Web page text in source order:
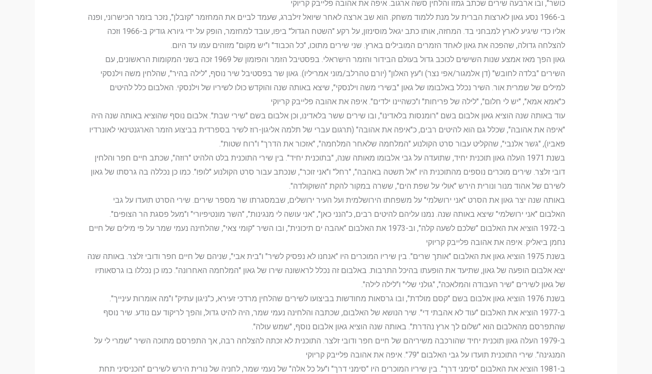
כושר", ובו ארבעה שירים שכתב גמזו והלחין סשה ארגוב. איפה את אהובה פלייבק קריוקי
ב-1966 נסע גאון לארצות הברית על מנת ללמוד משחק. הוא שב ארצה לאחר שיואל זילברג, שעמד לביים את המחזמר "קזבלן", נזכר בזמר הכישרוני, ופנה
אליו כדי שיגיע לארץ למבחני בד. המחזה, אותו כתב יגאל מוסינזון, על רקע "השטח הגדול" ביפו, עובד למחזמר, הופק על ידי גיורא גודיק ב-1966 וזכה
להצלחה גדולה, שהפכה את גאון לאחד הזמרים המובילים בארץ. שני שירים מתוכו, "כל הכבוד" ו"יש מקום" מזוהים עמו עד היום.
גאון הפך מאז אמצע שנות השישים לכוכב גדול בעולם הבידור והזמר הישראלי. בפסטיבל הזמר והפזמון של 1969 זכה בשני המקומות הראשונים, עם
השירים "בלדה לחובש" (דן אלמגור/אפי נצר) ו"עץ האלון" (יורם טהרלב/מוני אמריליו). גאון שר בפסטיבל שיר נוסף, "לילה בהיר", שהלחין משה וילנסקי
למילים של שמרית אור. השיר נכלל באלבומו של גאון "בשירי משה וילנסקי", שיצא באותה שנה והוקדש כולו לשיריו של וילנסקי. האלבום כלל להיטים
כ"אמא אמא", "יש לי חלום", "לילה של פריחות" ו"כשהיינו ילדים". איפה את אהובה פלייבק קריוקי
עוד באותה שנה הוציא גאון אלבום בשם "רומנסות בלאדינו", ובו שירים ששר בלאדינו, וכן אלבום בשם "שירי שבת". אלבום נוסף שהוציא באותה שנה היה
"איפה את אהובה", שכלל גם הוא להיטים רבים, כ"איפה את אהובה" (תרגום עברי של תלמה אליגון-רוז לשיר בספרדית בביצוע הזמר הארגנטינאי לאונרדיו
פאביו), "גשר אלנבי", שהקליט עבור סרט הקולנוע "המלחמה שלאחר המלחמה", "אזכור את הדרך" ו"רוח שטות".
בשנת 1971 העלה גאון תוכנית יחיד, שתועדה על גבי אלבומו מאותה שנה, "בתוכנית יחיד". בין שירי התוכנית בלט הלהיט "רוזה", שכתב חיים חפר והלחין
דובי זלצר. שירים מוכרים נוספים מהתוכנית היו "אל תשטה באהבה", "רחל" ו"אני זוכר", שנכתב עבור סרט הקולנוע "לופו". כמו כן נכללה בה גרסתו של גאון
לשירם של אהוד מנור ונורית הירש "אולי על שפת הים", ששרה במקור להקת "השוקולדה".
באותה שנה יצר גאון את הסרט "אני ירושלמי" על משפחתו הירושלמית ועל העיר ירושלים, שבמסגרתו שר מספר שירים. שירי הסרט תועדו על גבי
האלבום "אני ירושלמי" שיצא באותה שנה. נמנו עליהם להיטים רבים, כ"הנני כאן", "אני עושה לי מנגינות", "השר מונטיפיורי" ו"מעל פסגת הר הצופים".
ב-1972 הוציא את האלבום "שלכם לשעה קלה", וב-1973 את האלבום "אהבה ים תיכונית", ובו השיר "קומי צאי", שהלחינה נעמי שמר על פי מילים של חיים
נחמן ביאליק. איפה את אהובה פלייבק קריוקי
בשנת 1975 הוציא גאון את האלבום "אותך שרים". בין שיריו המוכרים היו "אנחנו לא נפסיק לשיר" ו"בית אבי", שניהם של חיים חפר ודובי זלצר. באותה שנה
יצא אלבום הופעה של גאון, שתיעד את הופעתו בהיכל התרבות. באלבום זה נכלל לראשונה שירו של גאון "המלחמה האחרונה". כמו כן נכללו בו גרסאותיו
של גאון לשירים "שיר העבודה והמלאכה", "גולני שלי" ו"לילה לילה".
בשנת 1976 הוציא גאון אלבום בשם "קסם מולדת", ובו גרסאות מחודשות בביצועו לשירים שהלחין מרדכי זעירא, כ"ניגון עתיק" ו"מה אומרות עינייך".
ב-1977 הוציא את האלבום "עוד לא אהבתי די". שיר הנושא של האלבום, שכתבה והלחינה נעמי שמר, היה להיט גדול, והפך לריקוד עם נודע. שיר נוסף
שהתפרסם מהאלבום הוא "שלום לך ארץ נהדרת". באותה שנה הוציא גאון אלבום נוסף, "שמש עולה".
ב-1979 העלה גאון תוכנית יחיד שהורכבה משיריהם של חיים חפר ודובי זלצר. התוכנית לא זכתה להצלחה רבה, אך התפרסם מתוכה השיר "שמרי לי על
המנגינה". שירי התוכנית תועדו על גבי האלבום "79". איפה את אהובה פלייבק קריוקי
ב-1981 הוציא את האלבום "סימני דרך". בין שיריו המוכרים היו "סימני דרך" ו"על כל אלה" של נעמי שמר, לחניה של נורית הירש לשירים "הכניסיני תחת